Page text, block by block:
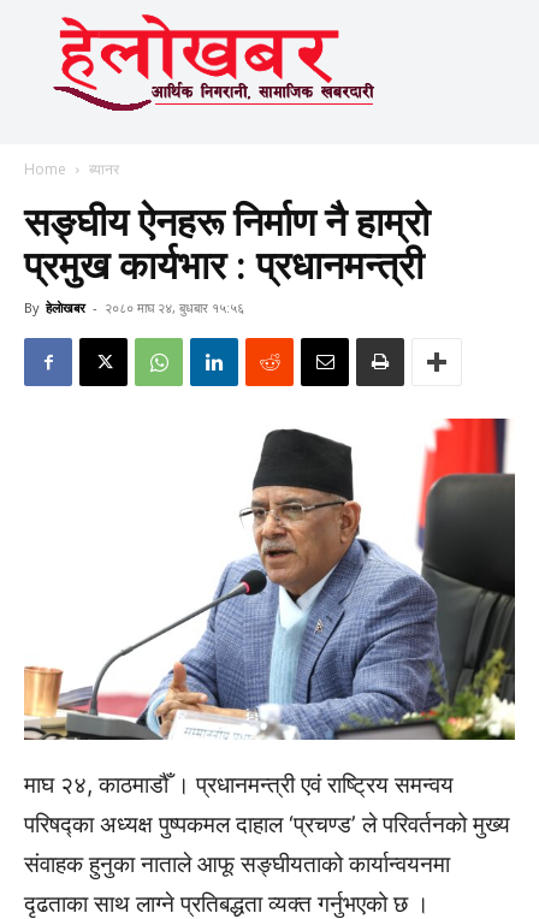
Home ब्यानर
सङ्घीय ऐनहरू निर्माण नै हाम्रो
प्रमुख कार्यभार : प्रधानमन्त्री
By हेलाेखबर - २०८० माघ २४, बुधबार १५:५६
माघ २४, काठमाडौँ । प्रधानमन्त्री एवं राष्ट्रिय समन्वय
परिषद्का अध्यक्ष पुष्पकमल दाहाल ‘प्रचण्ड’ ले परिवर्तनको मुख्य
संवाहक हुनुका नाताले आफू सङ्घीयताको कार्यान्वयनमा
दृढताका साथ लाग्ने प्रतिबद्धता व्यक्त गर्नुभएको छ ।